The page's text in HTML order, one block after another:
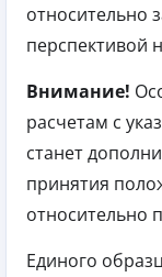
относительно
перспективой
Внимание!
расчетам с
станет
принятия
относительно
Единого